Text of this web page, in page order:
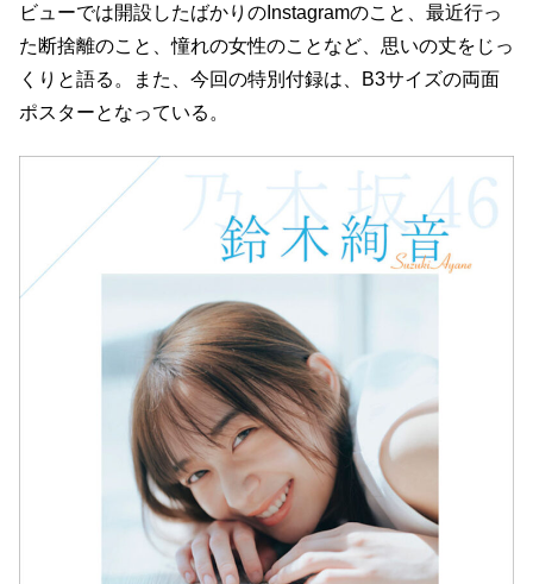
ビューでは開設したばかりのInstagramのこと、最近行っ
た断捨離のこと、憧れの女性のことなど、思いの丈をじっ
くりと語る。また、今回の特別付録は、B3サイズの両面
ポスターとなっている。